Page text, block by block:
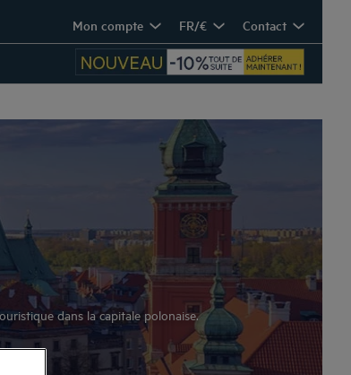
Mon compte FR/€ Contact
dans la capitale polonaise.